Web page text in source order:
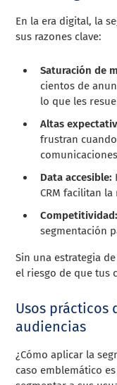
En la era digital, la
sus razones clave:
Saturación de
cientos de
lo que les
Altas
frustran
Data accesible:
CRM facilitan
Competitividad:
segmentación
Sin una estrategia
el riesgo de que tus
Usos prácticos
audiencias
¿Cómo aplicar la
caso emblemático